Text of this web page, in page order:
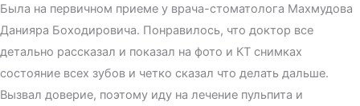
Была на первичном приеме у врача-стоматолога Махмудова
Данияра Боходировича. Понравилось, что доктор все
детально рассказал и показал на фото и КТ снимках
состояние всех зубов и четко сказал что делать дальше.
Вызвал доверие, поэтому иду на лечение пульпита и